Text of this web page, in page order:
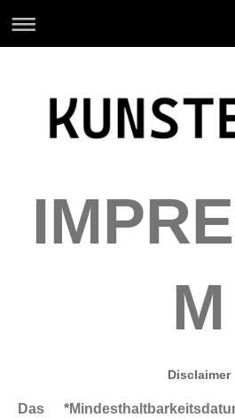
M
Disclaimer
Das